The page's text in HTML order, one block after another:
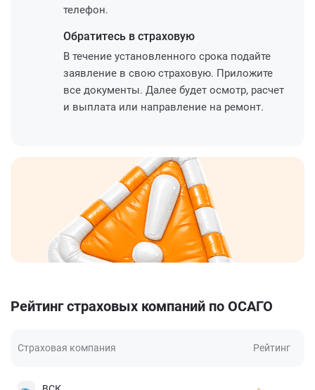
телефон.
Обратитесь в страховую
В течение установленного срока подайте
заявление в свою страховую. Приложите
все документы. Далее будет осмотр, расчет
и выплата или направление на ремонт.
Рейтинг страховых компаний по ОСАГО
Страховая компания Рейтинг